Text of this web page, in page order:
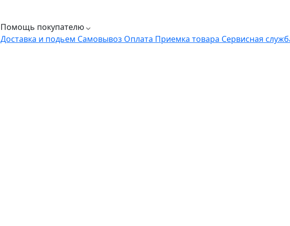
Помощь покупателю
Доставка и подьем Самовывоз Оплата Приемка товара Сервисная